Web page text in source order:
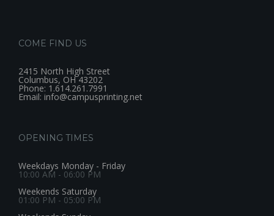
COME FIND US
2415 North High Street
Columbus, OH 43202
Phone: 1.614.261.7991
Email: info@campusprinting.net
OPENING TIMES
Weekdays Monday - Friday
10:00 AM - 06:00 PM
Weekends Saturday
01:00 PM - 05:00 PM